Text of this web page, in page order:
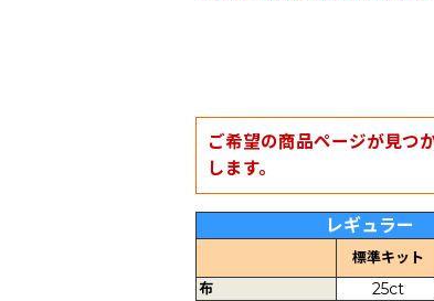
ご希望の商品ページが見つ
します。
レギュラー
標準キット
布
25ct